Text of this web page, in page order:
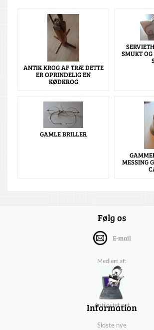
ANTIK KROG AF TRÆ DETTE
ER OPRINDELIG EN
KØDKROG
SMUKT
GAMLE BRILLER
MESSING
Følg os
E-mail
Medlem af:
Antikvitet.net
Information
Sidste nye